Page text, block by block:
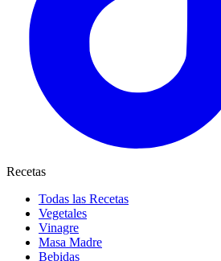
Recetas
Todas las Recetas
Vegetales
Vinagre
Masa Madre
Bebidas